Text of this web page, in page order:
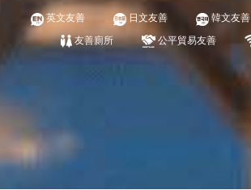
英文友善 日文友善 韓文友善
友善廁所
公平貿易友善